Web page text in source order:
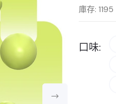
庫存: 1195
口味: